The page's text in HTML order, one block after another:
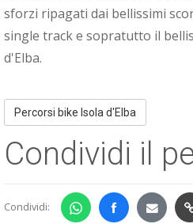
sforzi ripagati dai bellissimi
single track e sopratutto il
d'Elba.
Percorsi bike Isola d'Elba
Condividi il
Condividi: